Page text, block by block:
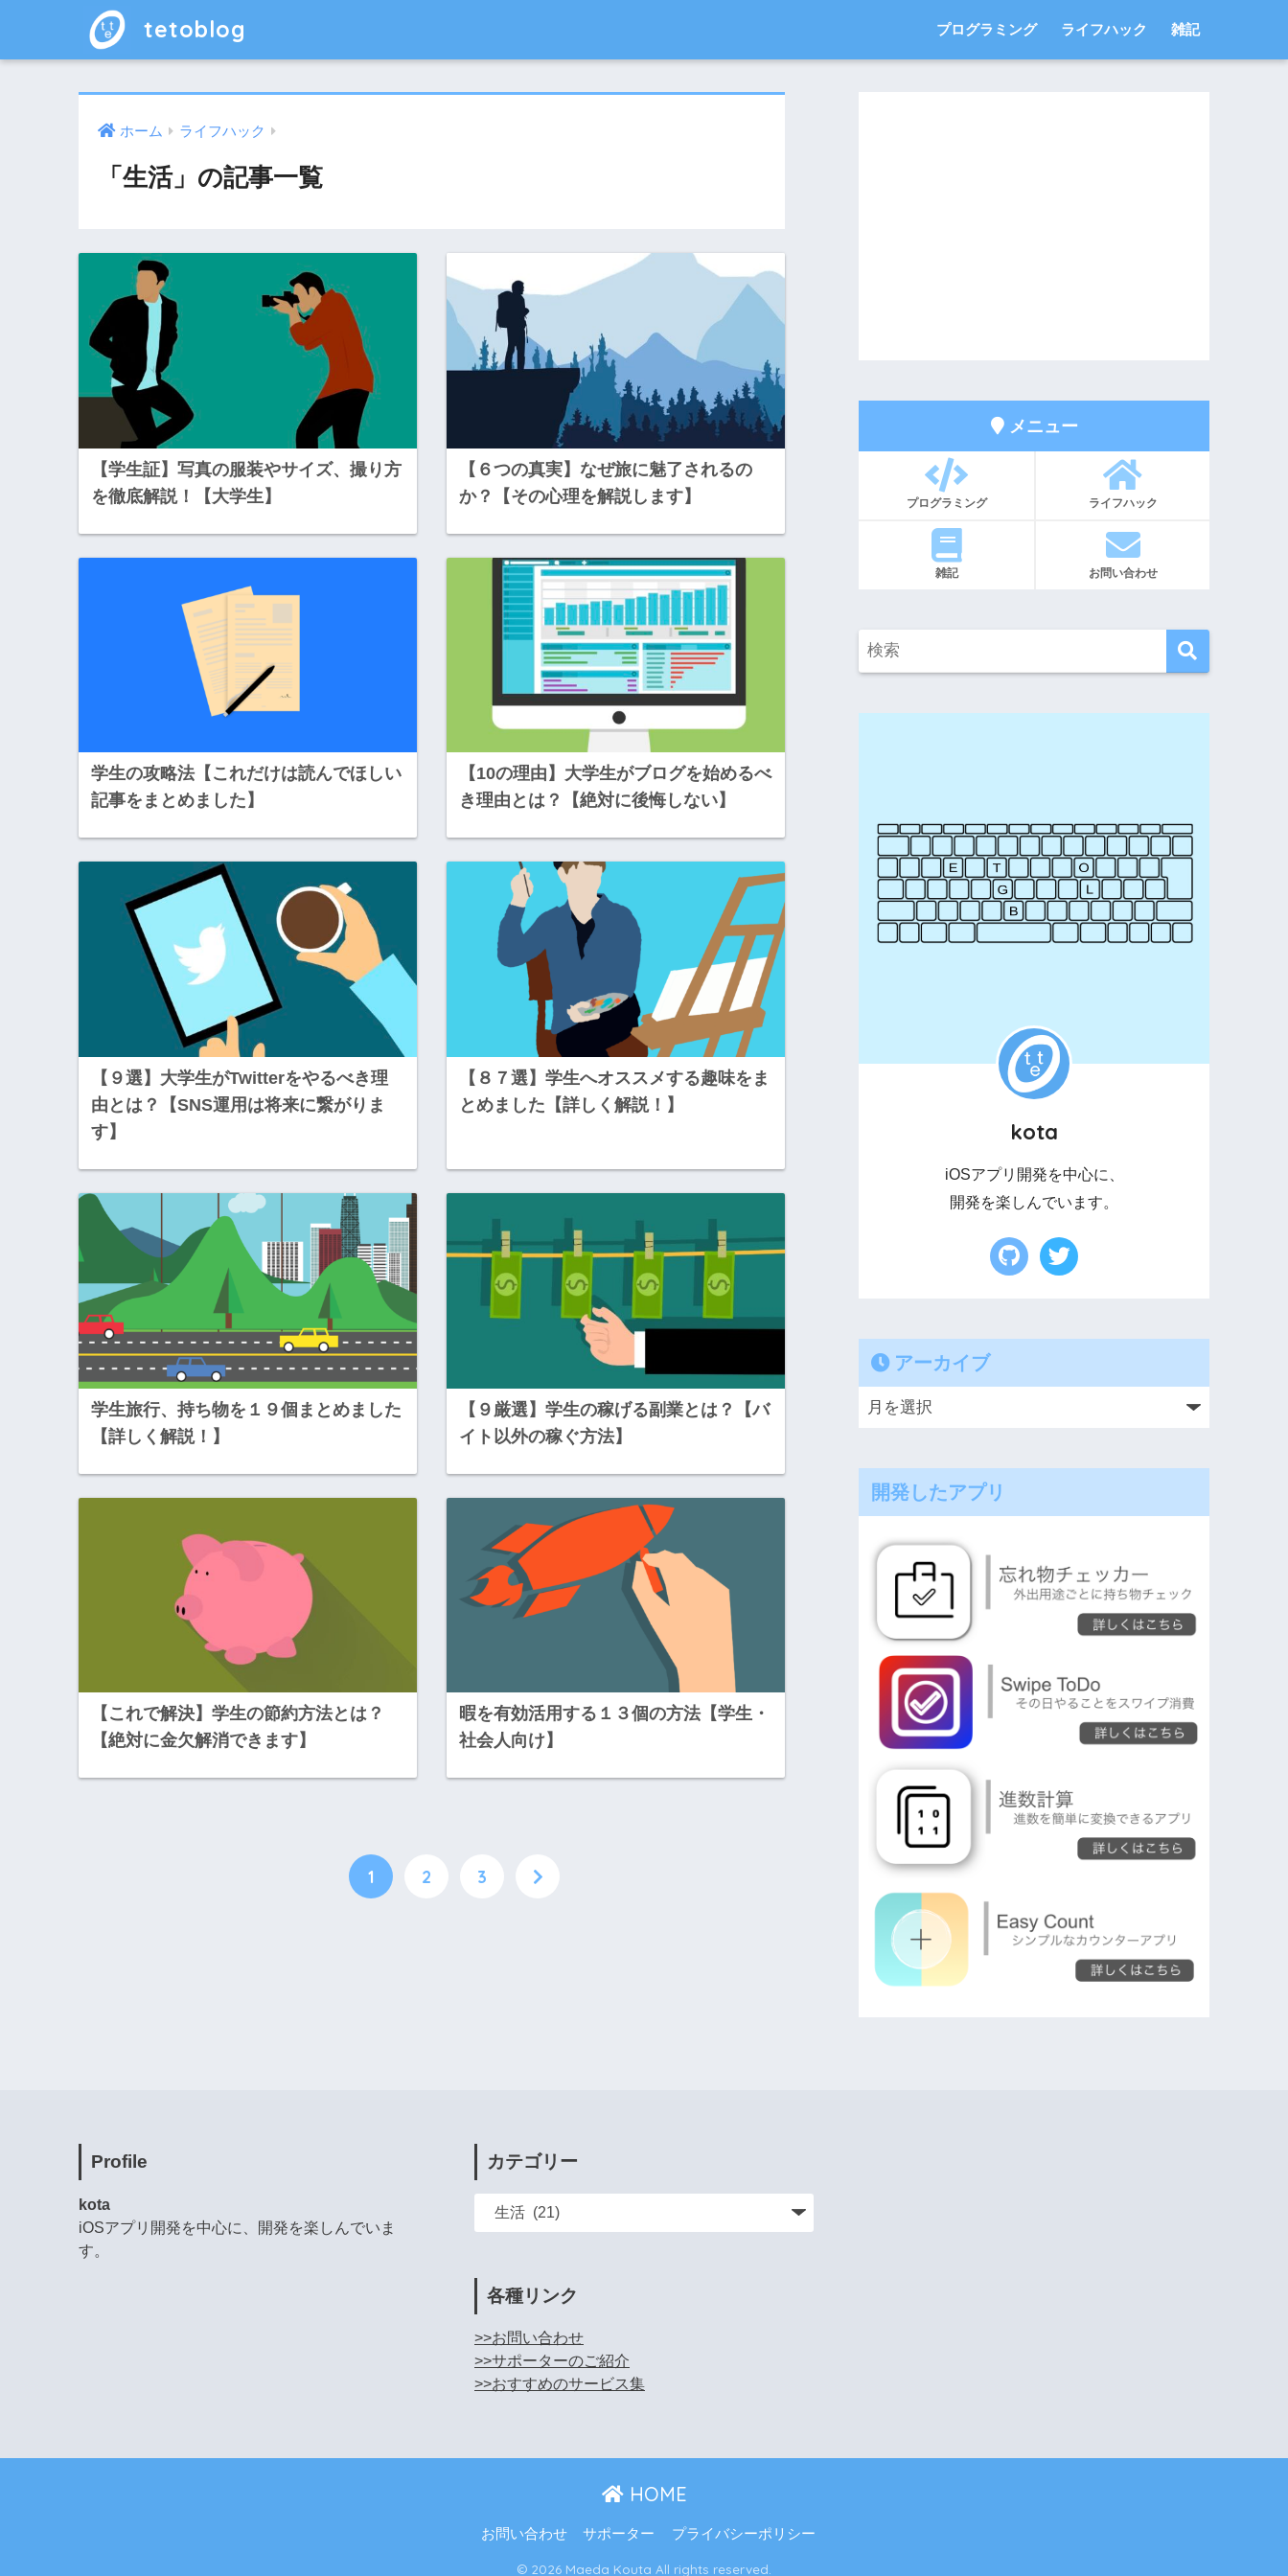
tetoblog プログラミング ライフハック 雑記
ホーム ライフハック
「生活」の記事一覧
【学生証】写真の服装やサイズ、撮り方
を徹底解説！【大学生】
【６つの真実】なぜ旅に魅了されるの
か？【その心理を解説します】
学生の攻略法【これだけは読んでほしい
記事をまとめました】
【10の理由】大学生がブログを始めるべ
き理由とは？【絶対に後悔しない】
【９選】大学生がTwitterをやるべき理
由とは？【SNS運用は将来に繋がりま
す】
【８７選】学生へオススメする趣味をま
とめました【詳しく解説！】
学生旅行、持ち物を１９個まとめました
【詳しく解説！】
【９厳選】学生の稼げる副業とは？【バ
イト以外の稼ぐ方法】
【これで解決】学生の節約方法とは？
【絶対に金欠解消できます】
暇を有効活用する１３個の方法【学生・
社会人向け】
1 2 3
メニュー
プログラミング ライフハック
雑記 お問い合わせ
kota
iOSアプリ開発を中心に、
開発を楽しんでいます。
アーカイブ
開発したアプリ
Profile
kota
iOSアプリ開発を中心に、開発を楽しんでいま
す。
カテゴリー
各種リンク
>>お問い合わせ
>>サポーターのご紹介
>>おすすめのサービス集
HOME
お問い合わせ サポーター プライバシーポリシー
© 2026 Maeda Kouta All rights reserved.